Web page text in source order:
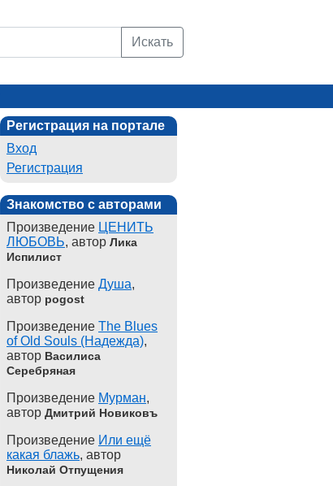
Искать
Регистрация на портале
Вход
Регистрация
Знакомство с авторами
Произведение ЦЕНИТЬ
ЛЮБОВЬ, автор Лика
Испилист
Произведение Душа,
автор pogost
Произведение The Blues
of Old Souls (Надежда),
автор Василиса
Серебряная
Произведение Мурман,
автор Дмитрий Новиковъ
Произведение Или ещё
какая блажь, автор
Николай Отпущения